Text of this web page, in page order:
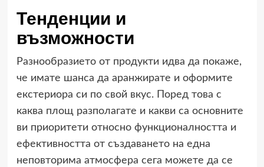
Тенденции и
възможности
Разнообразието от продукти идва да покаже,
че имате шанса да аранжирате и оформите
екстериора си по свой вкус. Поред това с
каква площ разполагате и какви са основните
ви приоритети относно функционалността и
ефективността от създаването на една
неповторима атмосфера сега можете да се